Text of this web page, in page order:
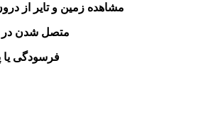
-مشاهده زمین و تایر از
-متصل شدن
-فرسودگی یا